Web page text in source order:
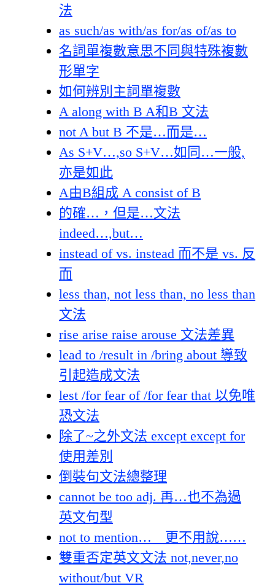
法
as such/as with/as for/as of/as to
名詞單複數意思不同與特殊複數
形單字
如何辨別主詞單複數
A along with B A和B 文法
not A but B 不是…而是…
As S+V…,so S+V…如同…一般,
亦是如此
A由B組成 A consist of B
的確…，但是…文法
indeed…,but…
instead of vs. instead 而不是 vs. 反
而
less than, not less than, no less than
文法
rise arise raise arouse 文法差異
lead to /result in /bring about 導致
引起造成文法
lest /for fear of /for fear that 以免唯
恐文法
除了~之外文法 except except for
使用差別
倒裝句文法總整理
cannot be too adj. 再…也不為過
英文句型
not to mention… 更不用說……
雙重否定英文文法 not,never,no
without/but VR